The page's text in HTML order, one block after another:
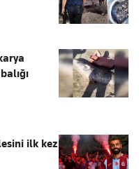
ilk kez